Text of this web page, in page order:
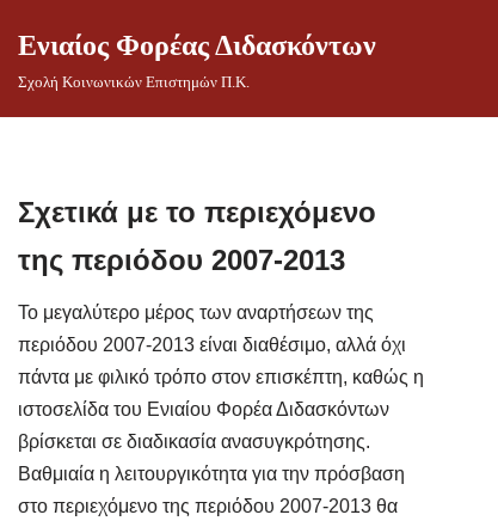
Μεταπηδήστε
Ενιαίος Φορέας Διδασκόντων
Σχολή Κοινωνικών Επιστημών Π.Κ.
Σχετικά με το περιεχόμενο
της περιόδου 2007-2013
Το μεγαλύτερο μέρος των αναρτήσεων της
περιόδου 2007-2013 είναι διαθέσιμο, αλλά όχι
πάντα με φιλικό τρόπο στον επισκέπτη, καθώς η
ιστοσελίδα του Ενιαίου Φορέα Διδασκόντων
βρίσκεται σε διαδικασία ανασυγκρότησης.
Βαθμιαία η λειτουργικότητα για την πρόσβαση
στο περιεχόμενο της περιόδου 2007-2013 θα